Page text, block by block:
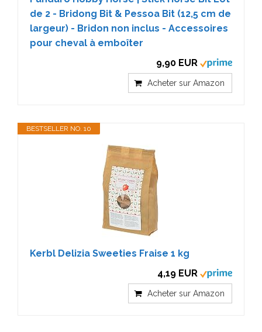
de 2 - Bridong Bit & Pessoa Bit (12,5 cm de
largeur) - Bridon non inclus - Accessoires
pour cheval à emboîter
9,90 EUR
Acheter sur Amazon
BESTSELLER NO. 10
Kerbl Delizia Sweeties Fraise 1 kg
4,19 EUR
Acheter sur Amazon